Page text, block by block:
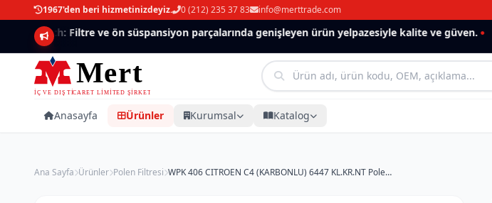
1967'den beri hizmetinizdeyiz. 0 (212) 235 37 83 info@merttrade.com
Mannlich: Filtre ve ön süspansiyon parçalarında genişleyen ürün yelpazesiyle kalite ve güven.
Anasayfa Ürünler Kurumsal Katalog
Ana Sayfa Ürünler Polen Filtresi WPK 406 CITROEN C4 (KARBONLU) 6447 KL.KR.NT Polen Filtresi